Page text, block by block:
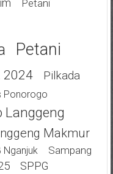
Petani
Petani
2024
Pilkada
Ponorogo
Langgeng
Makmur
Nganjuk
Sampang
SPPG